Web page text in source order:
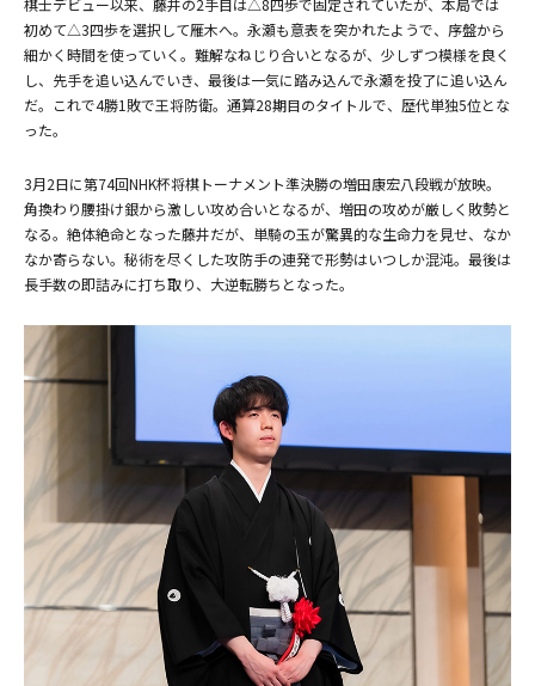
棋士デビュー以来、藤井の2手目は△8四歩で固定されていたが、本局では
初めて△3四歩を選択して雁木へ。永瀬も意表を突かれたようで、序盤から
細かく時間を使っていく。難解なねじり合いとなるが、少しずつ模様を良く
し、先手を追い込んでいき、最後は一気に踏み込んで永瀬を投了に追い込ん
だ。これで4勝1敗で王将防衛。通算28期目のタイトルで、歴代単独5位とな
った。
3月2日に第74回NHK杯将棋トーナメント準決勝の増田康宏八段戦が放映。
角換わり腰掛け銀から激しい攻め合いとなるが、増田の攻めが厳しく敗勢と
なる。絶体絶命となった藤井だが、単騎の玉が驚異的な生命力を見せ、なか
なか寄らない。秘術を尽くした攻防手の連発で形勢はいつしか混沌。最後は
長手数の即詰みに打ち取り、大逆転勝ちとなった。